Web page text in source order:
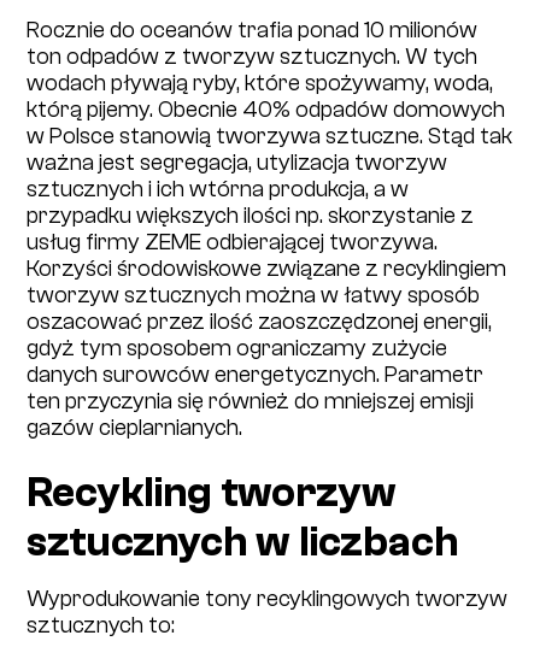
Rocznie do oceanów trafia ponad 10 milionów
ton odpadów z tworzyw sztucznych. W tych
wodach pływają ryby, które spożywamy, woda,
którą pijemy. Obecnie 40% odpadów domowych
w Polsce stanowią tworzywa sztuczne. Stąd tak
ważna jest segregacja, utylizacja tworzyw
sztucznych i ich wtórna produkcja, a w
przypadku większych ilości np. skorzystanie z
usług firmy ZEME odbierającej tworzywa.
Korzyści środowiskowe związane z recyklingiem
tworzyw sztucznych można w łatwy sposób
oszacować przez ilość zaoszczędzonej energii,
gdyż tym sposobem ograniczamy zużycie
danych surowców energetycznych. Parametr
ten przyczynia się również do mniejszej emisji
gazów cieplarnianych.
Recykling tworzyw
sztucznych w liczbach
Wyprodukowanie​ tony recyklingowych tworzyw
sztucznych ​to: